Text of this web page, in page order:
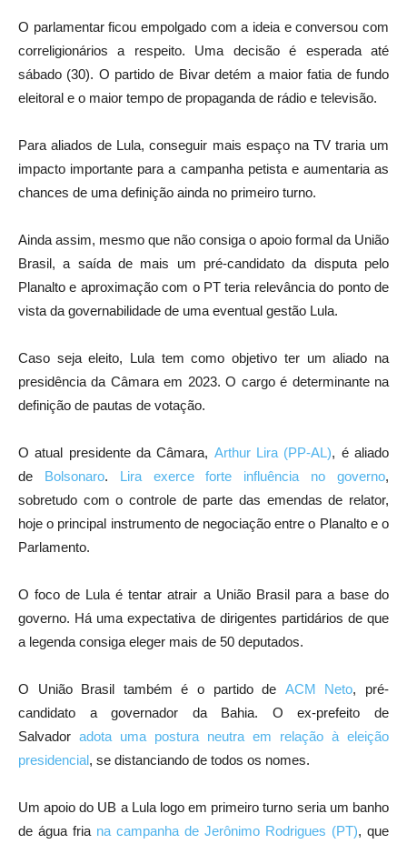
O parlamentar ficou empolgado com a ideia e conversou com
correligionários a respeito. Uma decisão é esperada até
sábado (30). O partido de Bivar detém a maior fatia de fundo
eleitoral e o maior tempo de propaganda de rádio e televisão.
Para aliados de Lula, conseguir mais espaço na TV traria um
impacto importante para a campanha petista e aumentaria as
chances de uma definição ainda no primeiro turno.
Ainda assim, mesmo que não consiga o apoio formal da União
Brasil, a saída de mais um pré-candidato da disputa pelo
Planalto e aproximação com o PT teria relevância do ponto de
vista da governabilidade de uma eventual gestão Lula.
Caso seja eleito, Lula tem como objetivo ter um aliado na
presidência da Câmara em 2023. O cargo é determinante na
definição de pautas de votação.
O atual presidente da Câmara, Arthur Lira (PP-AL), é aliado
de Bolsonaro. Lira exerce forte influência no governo,
sobretudo com o controle de parte das emendas de relator,
hoje o principal instrumento de negociação entre o Planalto e o
Parlamento.
O foco de Lula é tentar atrair a União Brasil para a base do
governo. Há uma expectativa de dirigentes partidários de que
a legenda consiga eleger mais de 50 deputados.
O União Brasil também é o partido de ACM Neto, pré-
candidato a governador da Bahia. O ex-prefeito de
Salvador adota uma postura neutra em relação à eleição
presidencial, se distanciando de todos os nomes.
Um apoio do UB a Lula logo em primeiro turno seria um banho
de água fria na campanha de Jerônimo Rodrigues (PT), que